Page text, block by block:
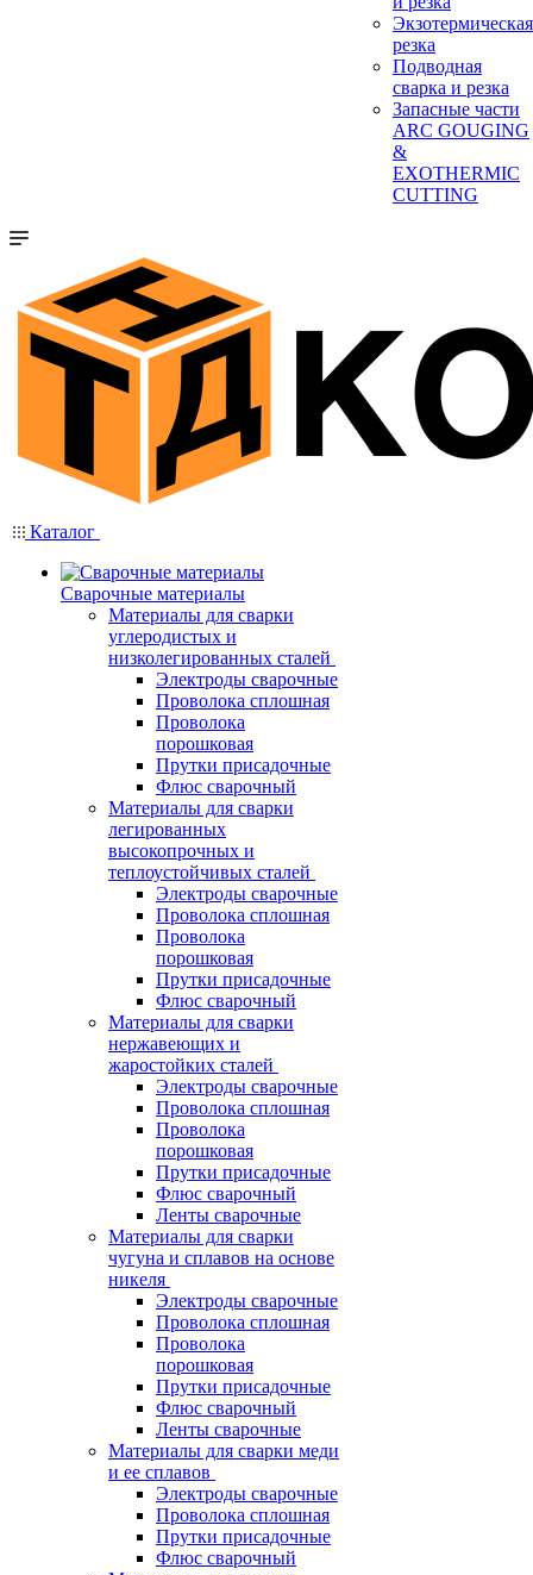
Экзотермическая
резка
Подводная
сварка и резка
Запасные части
ARC GOUGING
&
EXOTHERMIC
CUTTING
Каталог
Сварочные материалы
Материалы для сварки
углеродистых и
низколегированных сталей
Электроды сварочные
Проволока сплошная
Проволока
порошковая
Прутки присадочные
Флюс сварочный
Материалы для сварки
легированных
высокопрочных и
теплоустойчивых сталей
Электроды сварочные
Проволока сплошная
Проволока
порошковая
Прутки присадочные
Флюс сварочный
Материалы для сварки
нержавеющих и
жаростойких сталей
Электроды сварочные
Проволока сплошная
Проволока
порошковая
Прутки присадочные
Флюс сварочный
Ленты сварочные
Материалы для сварки
чугуна и сплавов на основе
никеля
Электроды сварочные
Проволока сплошная
Проволока
порошковая
Прутки присадочные
Флюс сварочный
Ленты сварочные
Материалы для сварки меди
и ее сплавов
Электроды сварочные
Проволока сплошная
Прутки присадочные
Флюс сварочный